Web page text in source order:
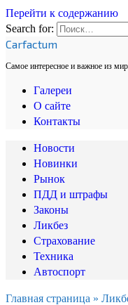
Перейти к содержанию
Search for:
Carfactum
Самое интересное и важное из
Галереи
О сайте
Контакты
Новости
Новинки
Рынок
ПДД и штрафы
Законы
Ликбез
Страхование
Техника
Автоспорт
Главная страница »